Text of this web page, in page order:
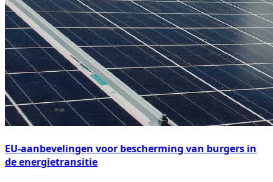
EU-aanbevelingen voor bescherming van burgers in
de energietransitie